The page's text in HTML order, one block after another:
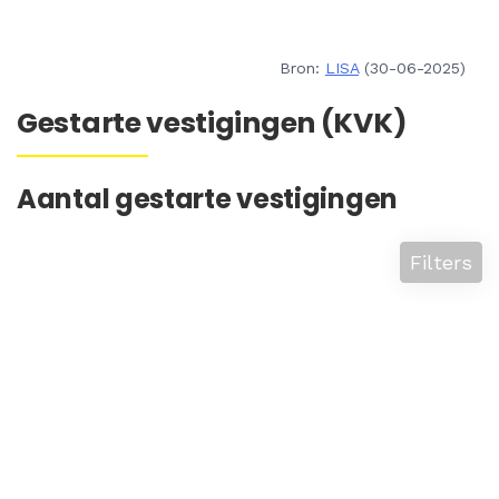
Bron: LISA(30-06-2025)
Gestarte vestigingen (KVK)
Aantal gestarte vestigingen
Filters